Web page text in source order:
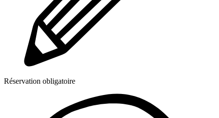
Réservation obligatoire